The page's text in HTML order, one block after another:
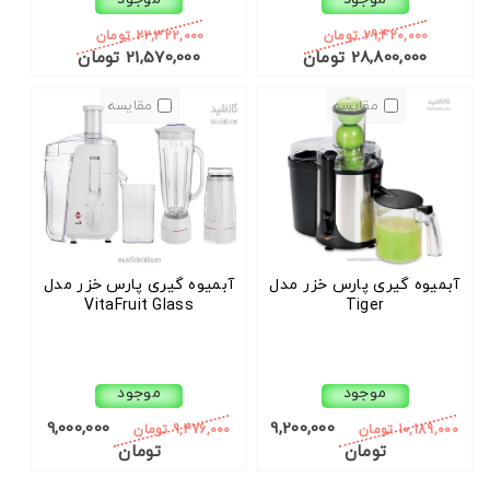
29,420,000 تومان
28,800,000 تومان
22,322,000 تومان
21,570,000 تومان
مقایسه
آبمیوه گیری پارس خزر مدل
Tiger
موجود
10,189,000 تومان
9,200,000
تومان
مقایسه
آبمیوه گیری پارس خزر مدل
VitaFruit Glass
موجود
9,476,000 تومان
9,000,000
تومان